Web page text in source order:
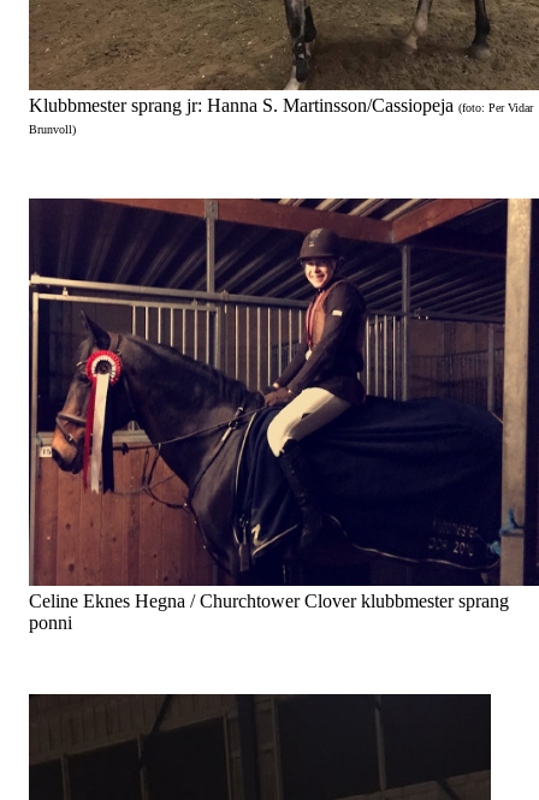
Klubbmester sprang jr: Hanna S. Martinsson/Cassiopeja (foto: Per Vidar
Brunvoll)
Celine Eknes Hegna / Churchtower Clover klubbmester sprang
ponni